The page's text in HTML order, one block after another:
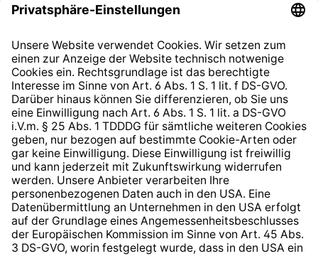
Datenschutzhinweis
Widerrufsrecht
Hinweisgeberschutzsystem
Barrierefreiheit